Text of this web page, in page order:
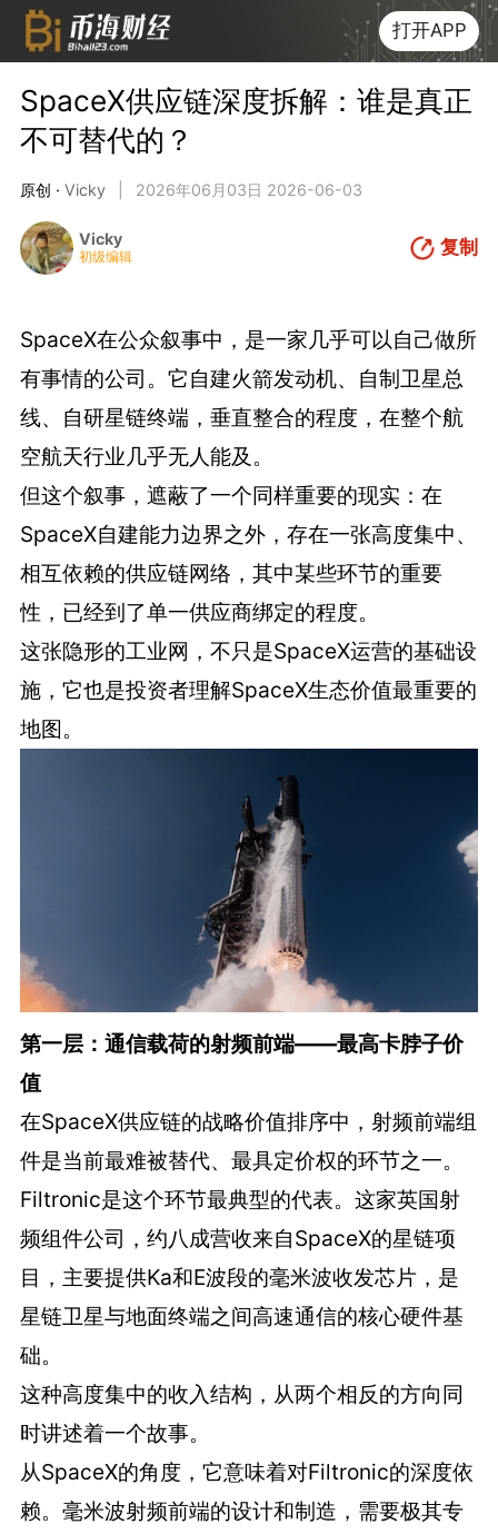
打开APP
SpaceX供应链深度拆解：谁是真正
不可替代的？
原创 · Vicky 2026年06月03日 2026-06-03
Vicky
初级编辑 复制
SpaceX在公众叙事中，是一家几乎可以自己做所
有事情的公司。它自建火箭发动机、自制卫星总
线、自研星链终端，垂直整合的程度，在整个航
空航天行业几乎无人能及。
但这个叙事，遮蔽了一个同样重要的现实：在
SpaceX自建能力边界之外，存在一张高度集中、
相互依赖的供应链网络，其中某些环节的重要
性，已经到了单一供应商绑定的程度。
这张隐形的工业网，不只是SpaceX运营的基础设
施，它也是投资者理解SpaceX生态价值最重要的
地图。
第一层：通信载荷的射频前端——最高卡脖子价
值
在SpaceX供应链的战略价值排序中，射频前端组
件是当前最难被替代、最具定价权的环节之一。
Filtronic是这个环节最典型的代表。这家英国射
频组件公司，约八成营收来自SpaceX的星链项
目，主要提供Ka和E波段的毫米波收发芯片，是
星链卫星与地面终端之间高速通信的核心硬件基
础。
这种高度集中的收入结构，从两个相反的方向同
时讲述着一个故事。
从SpaceX的角度，它意味着对Filtronic的深度依
赖。毫米波射频前端的设计和制造，需要极其专